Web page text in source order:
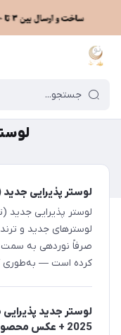
ماه نو / لوستر جدید اتاق
لوستر پذیرایی جدید
صرفاً نوردهی به
کرده است — به‌طوری
لوستر جدید
2025 + عکس محصولات